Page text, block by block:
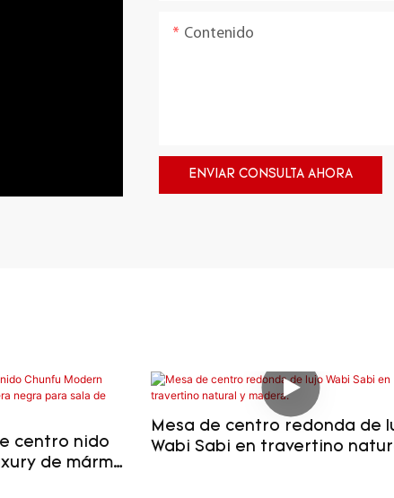
Contenido
ENVIAR CONSULTA AHORA
centro nido
de mármol
Mesa de centro redonda de
Wabi Sabi en travertino